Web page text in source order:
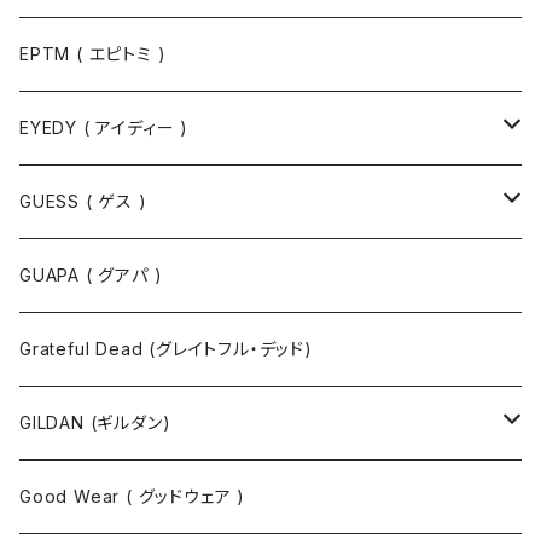
EPTM ( エピトミ )
EYEDY ( アイディー )
Tシャツ
半袖Tシャツ
長袖Tシャツ
ポロシャツ
シャツ
スウェット
パーカ
GUESS ( ゲス )
ジャケット
GUAPA ( グアパ )
Grateful Dead (グレイトフル・デッド)
GILDAN (ギルダン)
ソックス
Good Wear ( グッドウェア )